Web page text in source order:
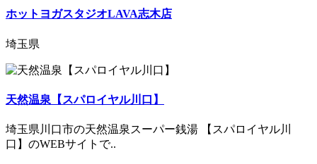
ホットヨガスタジオLAVA志木店
埼玉県
天然温泉【スパロイヤル川口】
埼玉県川口市の天然温泉スーパー銭湯 【スパロイヤル川
口】のWEBサイトで..